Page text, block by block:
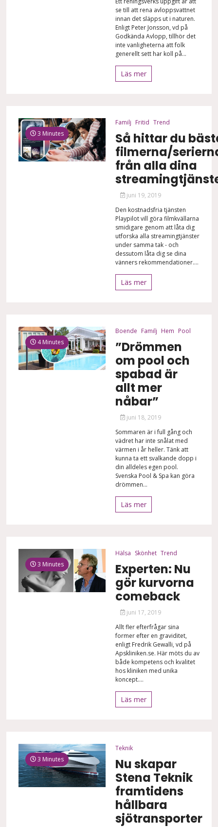
se till att rena avloppsvattnet
innan det släpps ut i naturen.
Enligt Peter Jonsson, vd på
Godkända Avlopp, tillhör det
inte vanligheterna att folk
generellt sett har koll på...
Läs mer
3 Minutes
Familj Fritid Trend
Så hittar du
filmerna/
från alla dina
juni 19, 2019
Den kostnadsfria tjänsten
Playpilot vill göra filmkvällarna
smidigare genom att låta dig
utforska alla streamingtjänster
under samma tak - och
dessutom låta dig se dina
vänners rekommendationer....
Läs mer
4 Minutes
Boende Familj Hem Pool
”Drömmen
om pool och
spabad är
allt mer
nåbar”
juni 18, 2019
Sommaren är i full gång och
vädret har inte snålat med
värmen i år heller. Tänk att
kunna ta ett svalkande dopp i
din alldeles egen pool.
Svenska Pool & Spa kan göra
drömmen...
Läs mer
3 Minutes
Hälsa Skönhet Trend
Experten: Nu
gör kurvorna
comeback
juni 17, 2019
Allt fler efterfrågar sina
former efter en graviditet,
enligt Fredrik Gewalli, vd på
Apskliniken.se. Här möts du av
både kompetens och kvalitet
hos kliniken med unika
koncept....
Läs mer
3 Minutes
Teknik
Nu skapar
Stena Teknik
framtidens
hållbara
sjötransporter